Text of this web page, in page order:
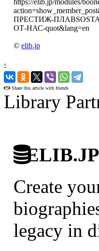
ПРЕСТИЖ-
ОТ-НАС-quot&lang=en
© elib.jp
‹
›
Share this article with friends
Library
ELIB.JP
Create
legacy in